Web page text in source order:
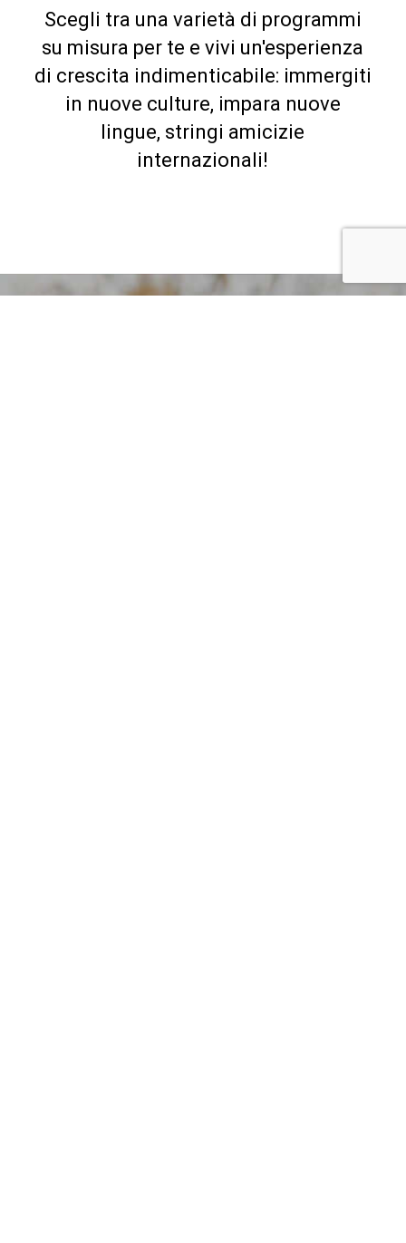
Scegli tra una varietà di programmi
su misura per te e vivi un'esperienza
di crescita indimenticabile: immergiti
in nuove culture, impara nuove
lingue, stringi amicizie
internazionali!